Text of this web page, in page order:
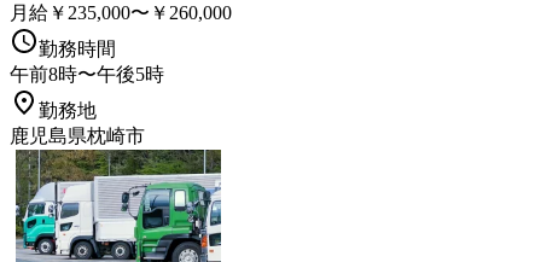
月給￥235,000〜￥260,000
勤務時間
午前8時〜午後5時
勤務地
鹿児島県枕崎市